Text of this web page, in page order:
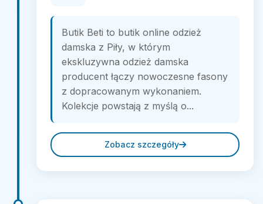
Butik Beti to butik online odzież
damska z Piły, w którym
ekskluzywna odzież damska
producent łączy nowoczesne fasony
z dopracowanym wykonaniem.
Kolekcje powstają z myślą o...
Zobacz szczegóły